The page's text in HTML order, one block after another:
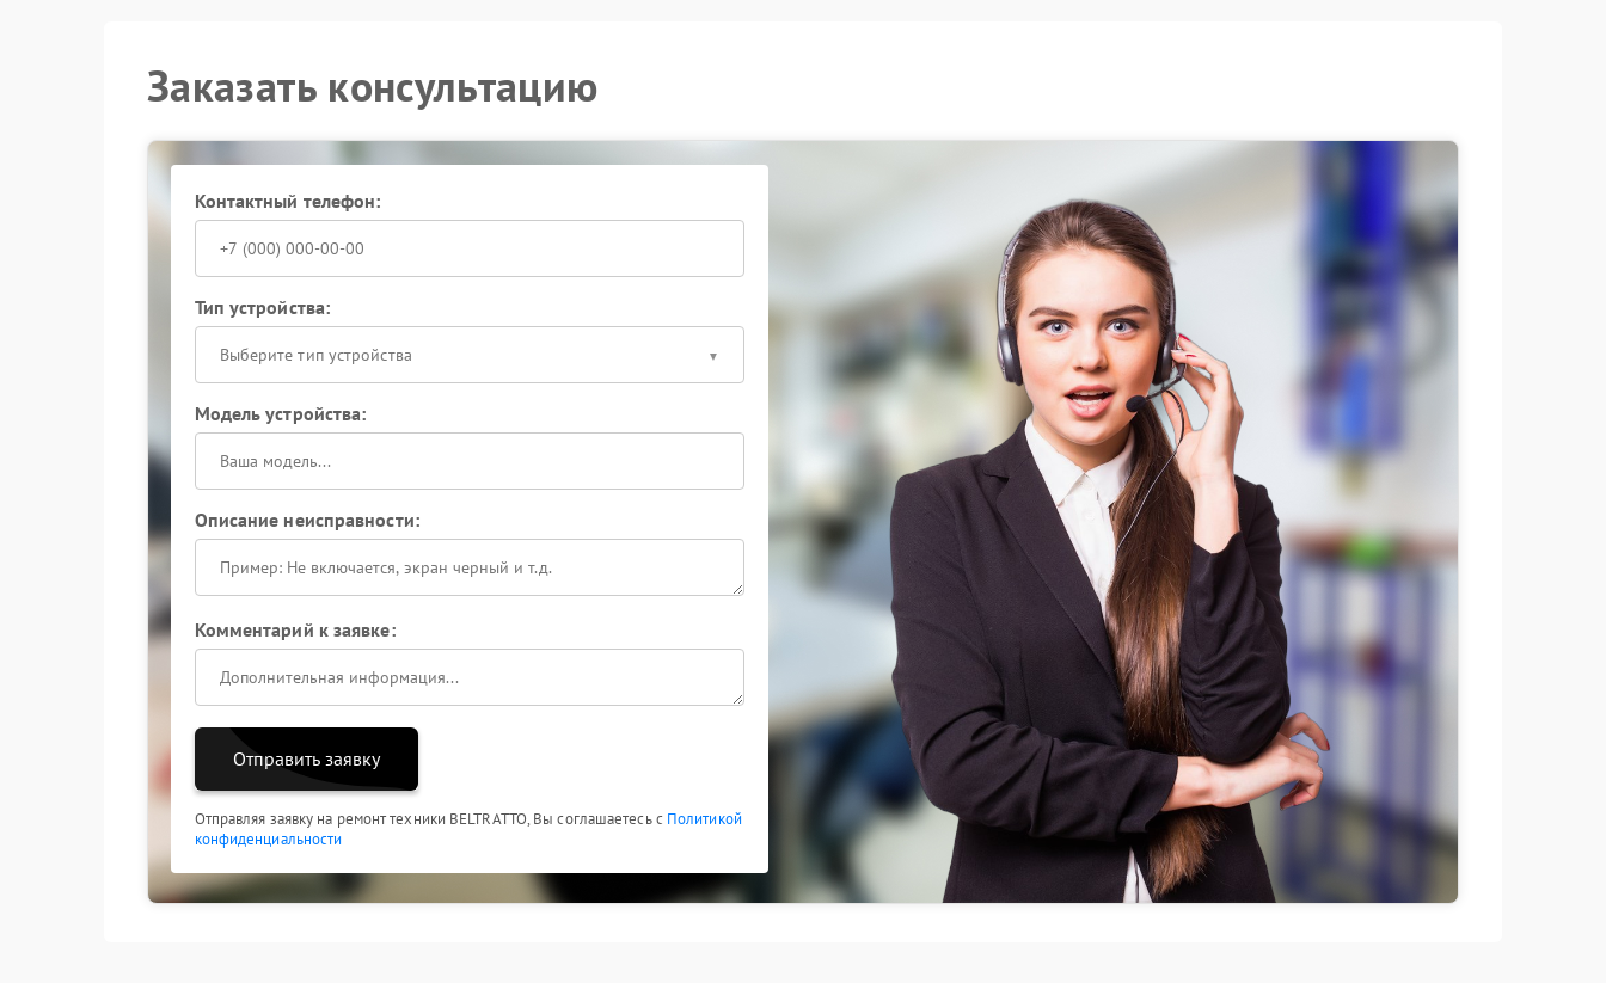
Заказать консультацию
Контактный телефон:
Тип устройства:
Выберите тип устройства
Модель устройства:
Описание неисправности:
Комментарий к заявке:
Отправить заявку
Отправляя заявку на ремонт техники BELTRATTO, Вы соглашаетесь с Политикой
конфиденциальности